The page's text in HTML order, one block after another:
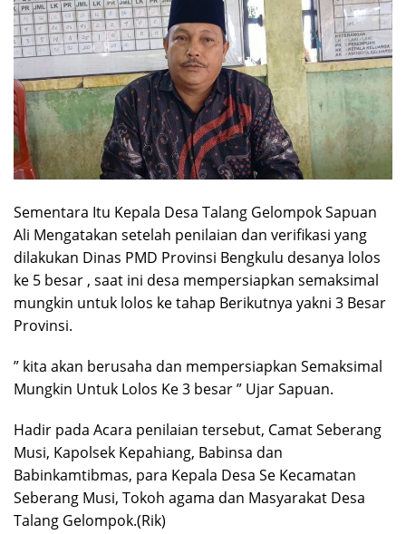
Sementara Itu Kepala Desa Talang Gelompok Sapuan
Ali Mengatakan setelah penilaian dan verifikasi yang
dilakukan Dinas PMD Provinsi Bengkulu desanya lolos
ke 5 besar , saat ini desa mempersiapkan semaksimal
mungkin untuk lolos ke tahap Berikutnya yakni 3 Besar
Provinsi.
” kita akan berusaha dan mempersiapkan Semaksimal
Mungkin Untuk Lolos Ke 3 besar ” Ujar Sapuan.
Hadir pada Acara penilaian tersebut, Camat Seberang
Musi, Kapolsek Kepahiang, Babinsa dan
Babinkamtibmas, para Kepala Desa Se Kecamatan
Seberang Musi, Tokoh agama dan Masyarakat Desa
Talang Gelompok.(Rik)